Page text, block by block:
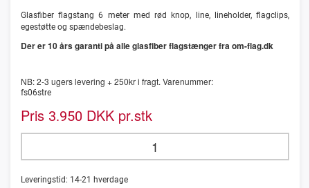
Glasfiber flagstang 6 meter med rød knop, line, lineholder, flagclips,
egestøtte og spændebeslag.
Der er 10 års garanti på alle glasfiber flagstænger fra om-flag.dk
NB: 2-3 ugers levering + 250kr i fragt. Varenummer:
fs06stre
Pris 3.950 DKK pr.stk
Leveringstid: 14-21 hverdage